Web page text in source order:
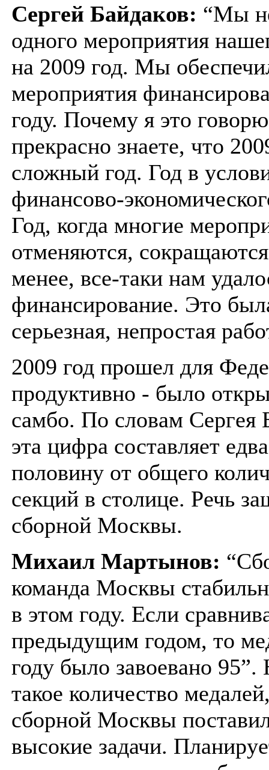
Сергей Байдаков: “Мы
одного мероприятия
на 2009 год. Мы
мероприятия
году. Почему я это
прекрасно знаете, что
сложный год. Год в
финансово-
Год, когда многие
отменяются,
менее, все-таки нам
финансирование. Это
серьезная, непростая
2009 год прошел для
продуктивно - было
самбо. По словам Сергея
эта цифра составляет
половину от общего
секций в столице. Речь
сборной Москвы.
Михаил Мартынов:
команда Москвы
в этом году. Если
предыдущим годом, то
году было завоевано 95”.
такое количество
сборной Москвы
высокие задачи.